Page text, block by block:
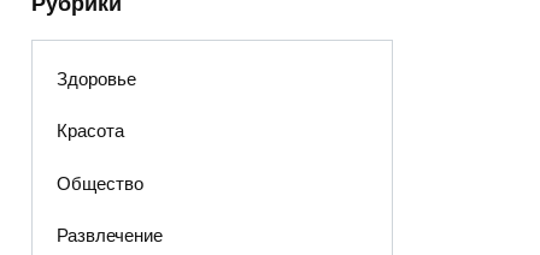
Здоровье
Красота
Общество
Развлечение